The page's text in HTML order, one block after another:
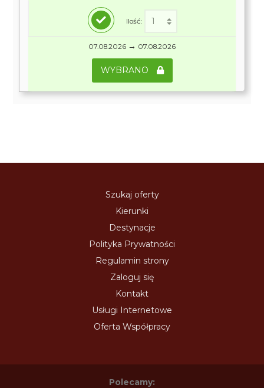
Ilość:
07.08.2026 → 07.08.2026
WYBRANO
Szukaj oferty
Kierunki
Destynacje
Polityka Prywatności
Regulamin strony
Zaloguj się
Kontakt
Usługi Internetowe
Oferta Współpracy
Polecamy: